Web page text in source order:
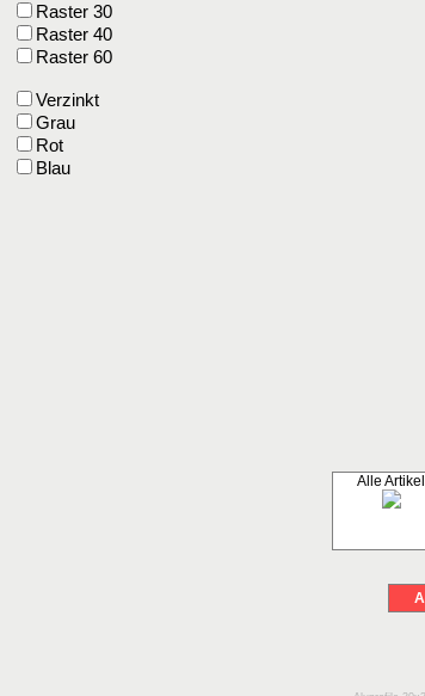
Raster 30
Raster 40
Raster 60
Verzinkt
Grau
Rot
Blau
Alle Artikel